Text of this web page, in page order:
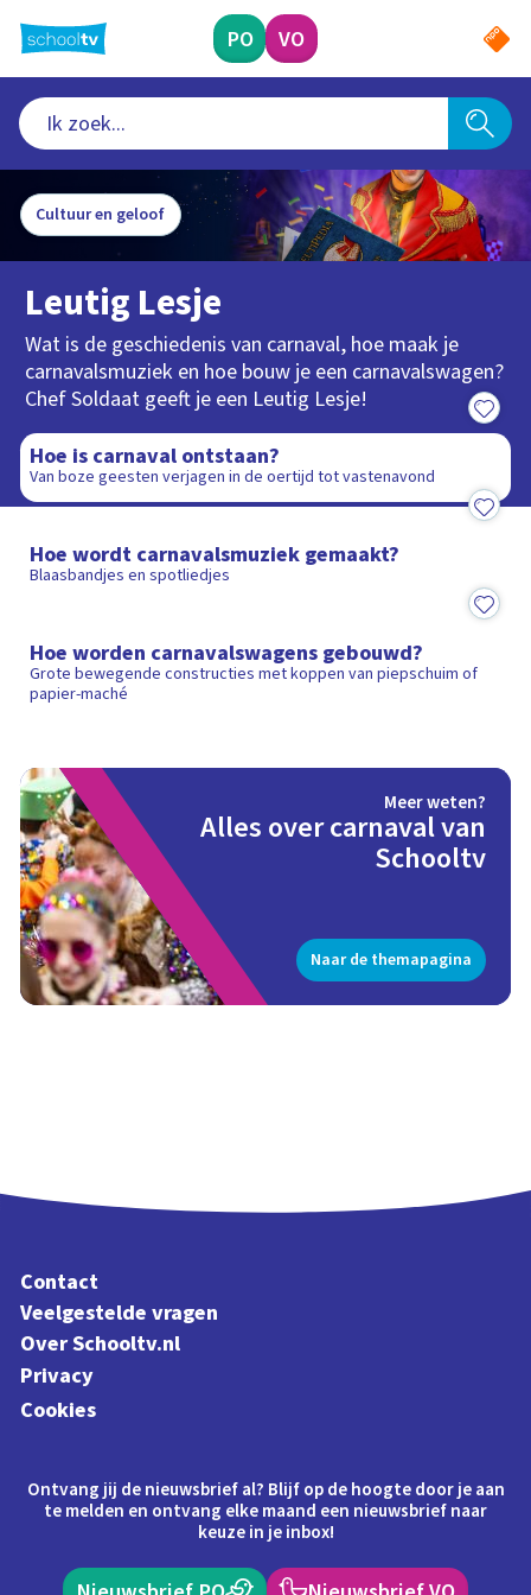
naar
hoofdinhoud
PO VO
Cultuur en geloof
Leutig Lesje
Wat is de geschiedenis van carnaval, hoe maak je
carnavalsmuziek en hoe bouw je een carnavalswagen?
Chef Soldaat geeft je een Leutig Lesje!
Hoe is carnaval ontstaan?
Van boze geesten verjagen in de oertijd tot vastenavond
Hoe wordt carnavalsmuziek gemaakt?
Blaasbandjes en spotliedjes
4:46
Hoe worden carnavalswagens gebouwd?
Grote bewegende constructies met koppen van piepschuim of
papier-maché
Meer weten?
Alles over carnaval van
Schooltv
Naar de themapagina
Contact
Veelgestelde vragen
Over Schooltv.nl
Privacy
Cookies
Ontvang jij de nieuwsbrief al? Blijf op de hoogte door je aan
te melden en ontvang elke maand een nieuwsbrief naar
keuze in je inbox!